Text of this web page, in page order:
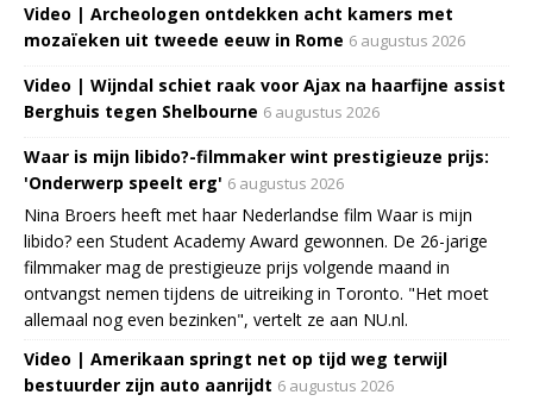
Video | Archeologen ontdekken acht kamers met
mozaïeken uit tweede eeuw in Rome 6 augustus 2026
Video | Wijndal schiet raak voor Ajax na haarfijne assist
Berghuis tegen Shelbourne 6 augustus 2026
Waar is mijn libido?-filmmaker wint prestigieuze prijs:
'Onderwerp speelt erg' 6 augustus 2026
Nina Broers heeft met haar Nederlandse film Waar is mijn
libido? een Student Academy Award gewonnen. De 26-jarige
filmmaker mag de prestigieuze prijs volgende maand in
ontvangst nemen tijdens de uitreiking in Toronto. "Het moet
allemaal nog even bezinken", vertelt ze aan NU.nl.
Video | Amerikaan springt net op tijd weg terwijl
bestuurder zijn auto aanrijdt 6 augustus 2026